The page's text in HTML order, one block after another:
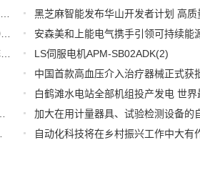
(2)
黑芝麻智能发布华山开发者计划 高
(2)
(2)
LS伺服电机APM-SB02ADK(2)
中国首款高血压介入治疗器械正式获
(1)